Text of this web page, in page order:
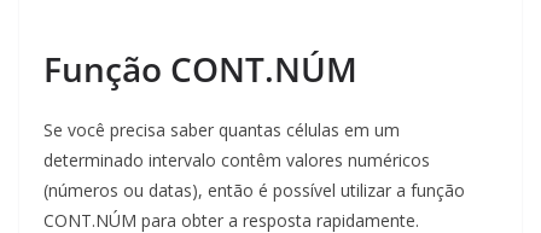
Função CONT.NÚM
Se você precisa saber quantas células em um
determinado intervalo contêm valores numéricos
(números ou datas), então é possível utilizar a função
CONT.NÚM para obter a resposta rapidamente.